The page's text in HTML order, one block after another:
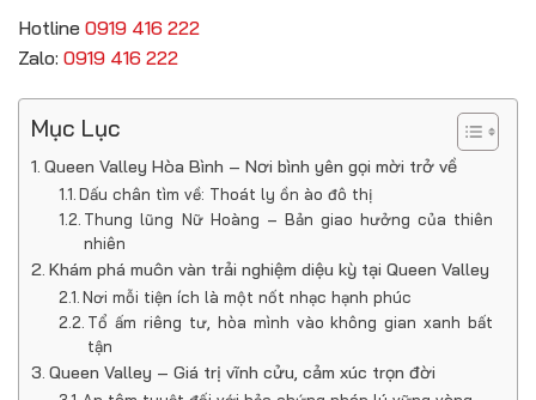
Hotline 0919 416 222
Zalo: 0919 416 222
Mục Lục
Queen Valley Hòa Bình – Nơi bình yên gọi mời trở về
Dấu chân tìm về: Thoát ly ồn ào đô thị
Thung lũng Nữ Hoàng – Bản giao hưởng của thiên
nhiên
Khám phá muôn vàn trải nghiệm diệu kỳ tại Queen Valley
Nơi mỗi tiện ích là một nốt nhạc hạnh phúc
Tổ ấm riêng tư, hòa mình vào không gian xanh bất
tận
Queen Valley – Giá trị vĩnh cửu, cảm xúc trọn đời